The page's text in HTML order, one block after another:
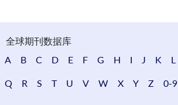
全球期刊数据库
A
B C D E F G H I J K L
Q R S T U V W X Y Z 0-9